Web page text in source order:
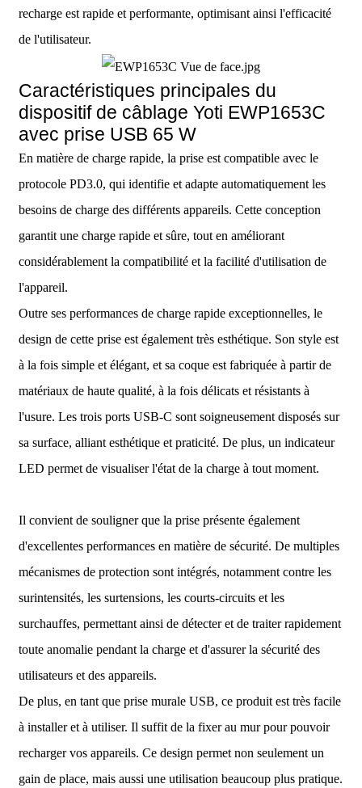
recharge est rapide et performante, optimisant ainsi l'efficacité
de l'utilisateur.
Caractéristiques principales du
dispositif de câblage Yoti EWP1653C
avec prise USB 65 W
En matière de charge rapide, la prise est compatible avec le
protocole PD3.0, qui identifie et adapte automatiquement les
besoins de charge des différents appareils. Cette conception
garantit une charge rapide et sûre, tout en améliorant
considérablement la compatibilité et la facilité d'utilisation de
l'appareil.
Outre ses performances de charge rapide exceptionnelles, le
design de cette prise est également très esthétique. Son style est
à la fois simple et élégant, et sa coque est fabriquée à partir de
matériaux de haute qualité, à la fois délicats et résistants à
l'usure. Les trois ports USB-C sont soigneusement disposés sur
sa surface, alliant esthétique et praticité. De plus, un indicateur
LED permet de visualiser l'état de la charge à tout moment.
Il convient de souligner que la prise présente également
d'excellentes performances en matière de sécurité. De multiples
mécanismes de protection sont intégrés, notamment contre les
surintensités, les surtensions, les courts-circuits et les
surchauffes, permettant ainsi de détecter et de traiter rapidement
toute anomalie pendant la charge et d'assurer la sécurité des
utilisateurs et des appareils.
De plus, en tant que prise murale USB, ce produit est très facile
à installer et à utiliser. Il suffit de la fixer au mur pour pouvoir
recharger vos appareils. Ce design permet non seulement un
gain de place, mais aussi une utilisation beaucoup plus pratique.